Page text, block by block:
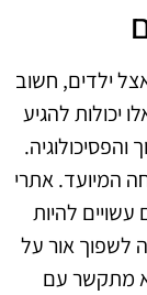
ילדים, חשוב
יכולות להגיע
המיועד. אתרי
עשויים להיות
לשפוך אור על
מתקשר עם